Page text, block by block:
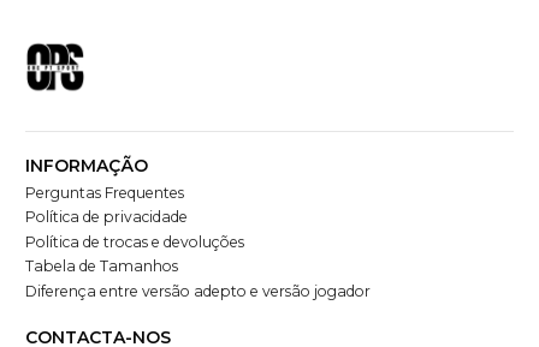
INFORMAÇÃO
Perguntas Frequentes
Política de privacidade
Política de trocas e devoluções
Tabela de Tamanhos
Diferença entre versão adepto e versão jogador
CONTACTA-NOS